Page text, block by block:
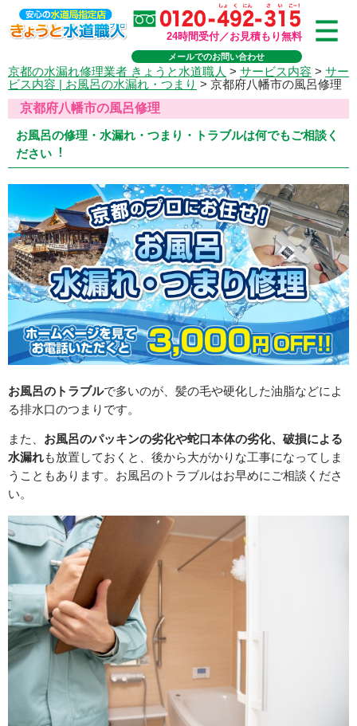
24時間受付／お見積もり無料
メールでのお問い合わせ
京都の水漏れ修理業者 きょうと水道職人 > サービス内容 > サー
ビス内容 | お風呂の水漏れ・つまり > 京都府八幡市の風呂修理
京都府八幡市の風呂修理
お風呂の修理・水漏れ・つまり・トラブルは何でもご相談く
ださい︕
お風呂のトラブルで多いのが、髪の毛や硬化した油脂などによ
る排水口のつまりです。
また、 お風呂のパッキンの劣化や蛇口本体の劣化、破損による
水漏れも放置しておくと、後から大がかりな工事になってしま
うこともあります。お風呂のトラブルはお早めにご相談くださ
い。